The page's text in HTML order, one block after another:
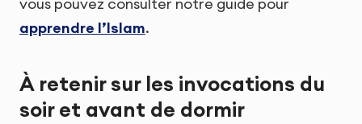
apprendre l’Islam.
À retenir sur les invocations du
soir et avant de dormir